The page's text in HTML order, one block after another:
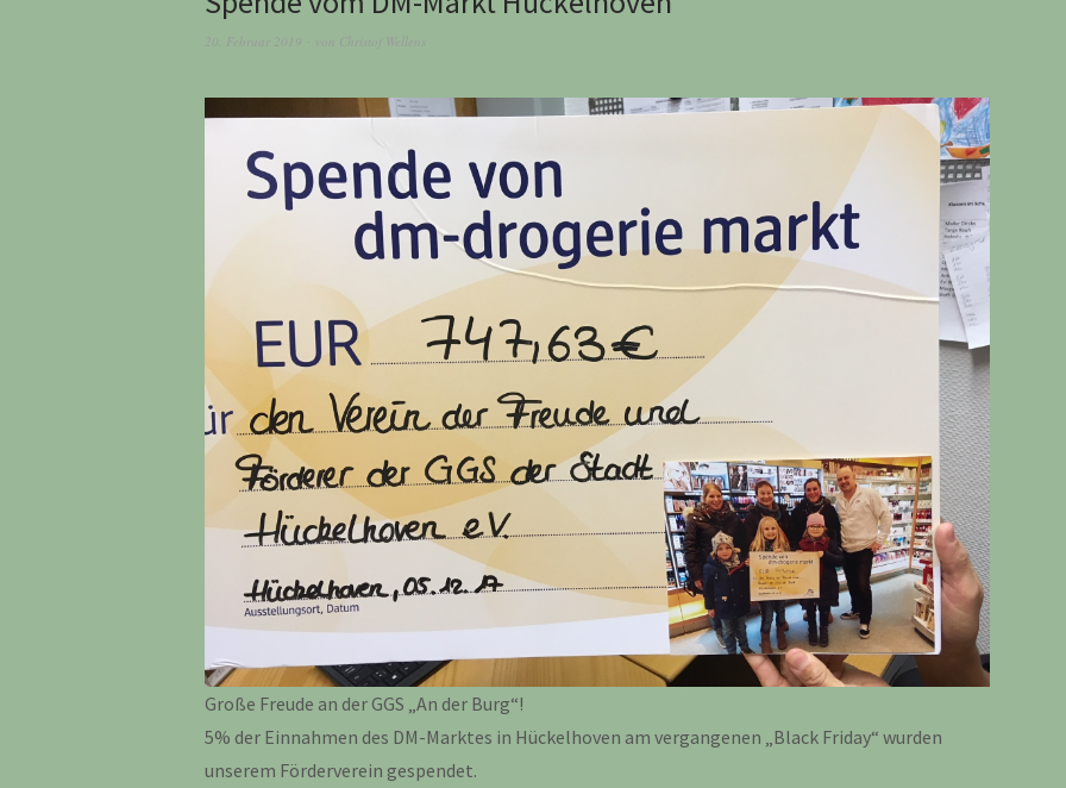
20. Februar 2019 von Christof Wellens
Große Freude an der GGS „An der Burg“!
5% der Einnahmen des DM-Marktes in Hückelhoven am vergangenen „Black Friday“ wurden
unserem Förderverein gespendet.